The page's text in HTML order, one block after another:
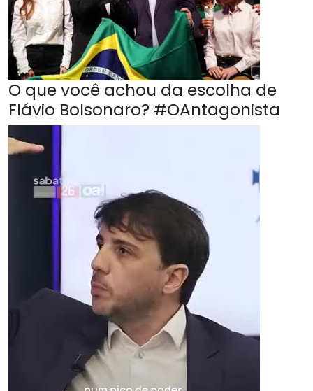
O que você achou da escolha de
Flávio Bolsonaro? #OAntagonista